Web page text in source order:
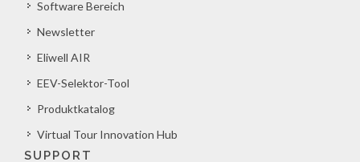
Software Bereich
Newsletter
Eliwell AIR
EEV-Selektor-Tool
Produktkatalog
Virtual Tour Innovation Hub
SUPPORT